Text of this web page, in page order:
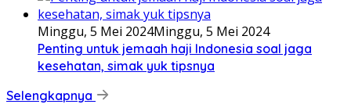
Minggu, 5 Mei 2024Minggu, 5 Mei 2024
Penting untuk jemaah haji Indonesia soal jaga
kesehatan, simak yuk tipsnya
Selengkapnya